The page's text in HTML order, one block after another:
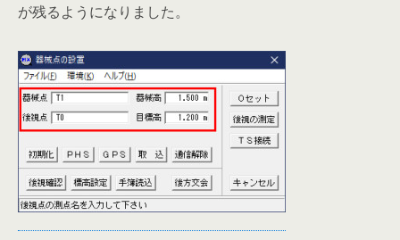
が残るようになりました。